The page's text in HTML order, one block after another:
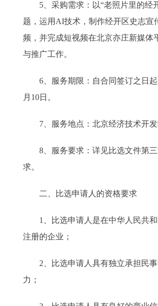
5、采购需求：以“老照片里的经
题，运用AI技术，制作经开区史志宣
频，并完成短视频在北京亦庄新媒体
与推广工作。
6、服务期限：自合同签订之日起
月10日。
7、服务地点：北京经济技术开发
8、服务要求：详见比选文件第三
求。
二、比选申请人的资格要求
1、比选申请人是在中华人民共和
注册的企业；
2、比选申请人具有独立承担民事
力；